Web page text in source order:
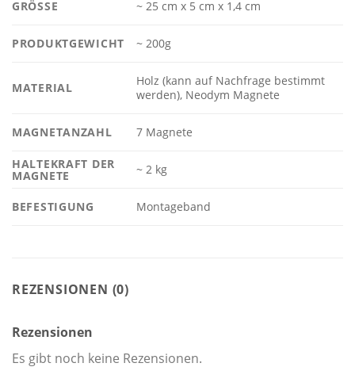
GRÖSSE ~ 25 cm x 5 cm x 1,4 cm
PRODUKTGEWICHT ~ 200g
MATERIAL
Holz (kann auf Nachfrage bestimmt
werden), Neodym Magnete
MAGNETANZAHL 7 Magnete
HALTEKRAFT DER
MAGNETE ~ 2 kg
BEFESTIGUNG Montageband
REZENSIONEN (0)
Rezensionen
Es gibt noch keine Rezensionen.